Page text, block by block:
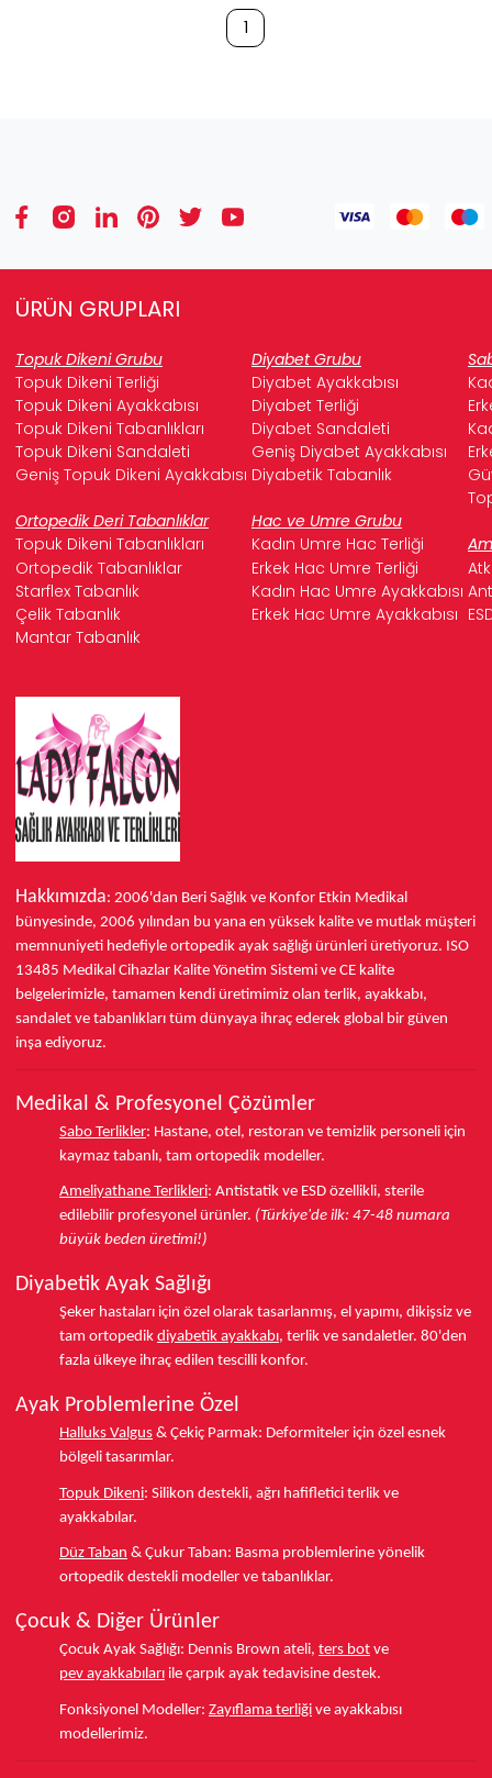
1
ÜRÜN GRUPLARI
Topuk Dikeni Grubu Diyabet Grubu
Topuk Dikeni Terliği
Diyabet Ayakkabısı
Topuk Dikeni Ayakkabısı
Diyabet Terliği
Topuk Dikeni Tabanlıkları
Diyabet Sandaleti
Topuk Dikeni Sandaleti
Geniş Diyabet Ayakkabısı
Geniş Topuk Dikeni Ayakkabısı Diyabetik Tabanlık
Ortopedik Deri Tabanlıklar
Hac ve Umre Grubu
Topuk Dikeni Tabanlıkları
Kadın Umre Hac Terliği
Ortopedik Tabanlıklar
Erkek Hac Umre Terliği
Starflex Tabanlık
Kadın Hac Umre Ayakkabısı
Çelik Tabanlık
Erkek Hac Umre Ayakkabısı
Mantar Tabanlık
Hakkımızda: 2006'dan Beri Sağlık ve Konfor Etkin Medikal
bünyesinde, 2006 yılından bu yana en yüksek kalite ve mutlak müşteri
memnuniyeti hedefiyle ortopedik ayak sağlığı ürünleri üretiyoruz. ISO
13485 Medikal Cihazlar Kalite Yönetim Sistemi ve CE kalite
belgelerimizle, tamamen kendi üretimimiz olan terlik, ayakkabı,
sandalet ve tabanlıkları tüm dünyaya ihraç ederek global bir güven
inşa ediyoruz.
Medikal & Profesyonel Çözümler
Sabo Terlikler: Hastane, otel, restoran ve temizlik personeli için
kaymaz tabanlı, tam ortopedik modeller.
Ameliyathane Terlikleri: Antistatik ve ESD özellikli, sterile
edilebilir profesyonel ürünler. (Türkiye'de ilk: 47-48 numara
büyük beden üretimi!)
Diyabetik Ayak Sağlığı
Şeker hastaları için özel olarak tasarlanmış, el yapımı, dikişsiz ve
tam ortopedik diyabetik ayakkabı, terlik ve sandaletler. 80'den
fazla ülkeye ihraç edilen tescilli konfor.
Ayak Problemlerine Özel
Halluks Valgus & Çekiç Parmak: Deformiteler için özel esnek
bölgeli tasarımlar.
Topuk Dikeni: Silikon destekli, ağrı hafifletici terlik ve
ayakkabılar.
Düz Taban & Çukur Taban: Basma problemlerine yönelik
ortopedik destekli modeller ve tabanlıklar.
Çocuk & Diğer Ürünler
Çocuk Ayak Sağlığı: Dennis Brown ateli, ters bot ve
pev ayakkabıları ile çarpık ayak tedavisine destek.
Fonksiyonel Modeller: Zayıflama terliği ve ayakkabısı
modellerimiz.